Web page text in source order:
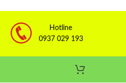
Hotline
0937 029 193